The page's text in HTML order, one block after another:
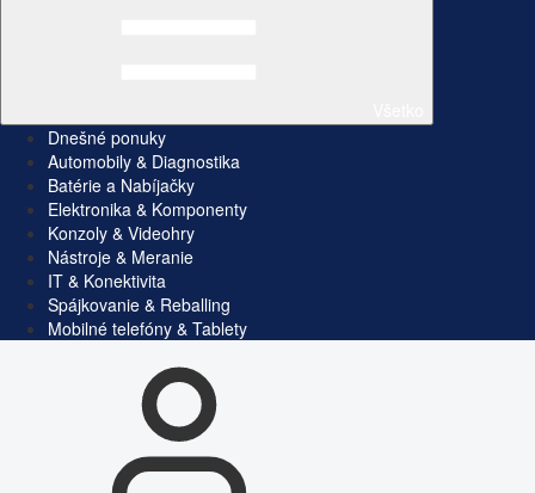
Dnešné ponuky
Automobily & Diagnostika
Batérie a Nabíjačky
Elektronika & Komponenty
Konzoly & Videohry
Nástroje & Meranie
IT & Konektivita
Spájkovanie & Reballing
Mobilné telefóny & Tablety